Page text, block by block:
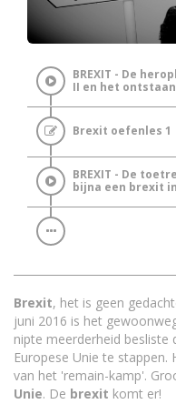
BREXIT - De
II en het
Brexit oefenles 1
BREXIT - De
bijna een brexit
Brexit, het is geen
juni 2016 is het
nipte meerderheid besliste
Europese Unie te
van het 'remain-kamp'.
Unie. De brexit komt er!